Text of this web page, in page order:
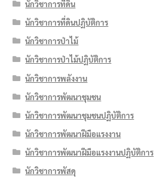
นักวิชาการที่ดิน
นักวิชาการที่ดินปฏิบัติการ
นักวิชาการป่าไม้
นักวิชาการป่าไม้ปฏิบัติการ
นักวิชาการพลังงาน
นักวิชาการพัฒนาชุมชน
นักวิชาการพัฒนาชุมชนปฏิบัติการ
นักวิชาการพัฒนาฝีมือแรงงาน
นักวิชาการพัฒนาฝีมือแรงงานปฏิบัติการ
นักวิชาการพัสดุ